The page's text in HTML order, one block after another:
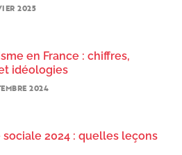
2025
en France : chiffres,
idéologies
2024
2024 : quelles leçons